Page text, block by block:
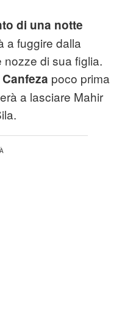
di una notte
a fuggire dalla
nozze di sua figlia.
Canfeza poco prima
a lasciare Mahir